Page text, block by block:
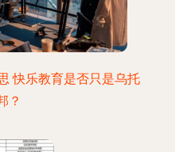
快乐教育是否只是乌托
？